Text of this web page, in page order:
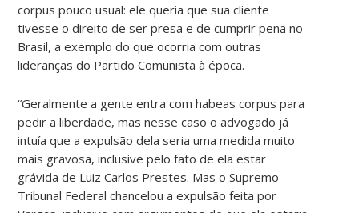
corpus pouco usual: ele queria que sua cliente
tivesse o direito de ser presa e de cumprir pena no
Brasil, a exemplo do que ocorria com outras
lideranças do Partido Comunista à época.
“Geralmente a gente entra com habeas corpus para
pedir a liberdade, mas nesse caso o advogado já
intuía que a expulsão dela seria uma medida muito
mais gravosa, inclusive pelo fato de ela estar
grávida de Luiz Carlos Prestes. Mas o Supremo
Tribunal Federal chancelou a expulsão feita por